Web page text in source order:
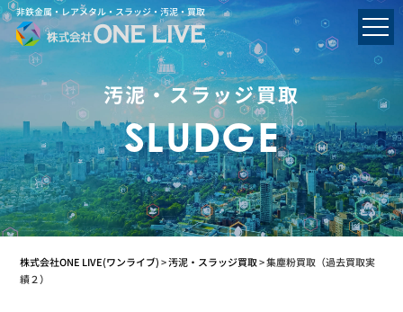
非鉄金属・レアメタル・スラッジ・汚泥・買取
汚泥・スラッジ買取
SLUDGE
株式会社ONE LIVE(ワンライブ)>汚泥・スラッジ買取>集塵粉買取（過去買取実
績２）